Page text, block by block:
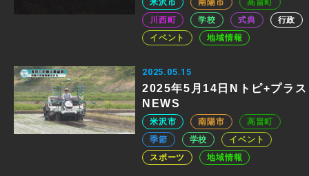
米沢市 南陽市
高畠町
川西町
学校 式典
行政
イベント
地域情報
2025.05.15
2025年5月14日Nトピ+プラス
NEWS
米沢市 南陽市
高畠町
季節
学校
イベント
スポーツ
地域情報